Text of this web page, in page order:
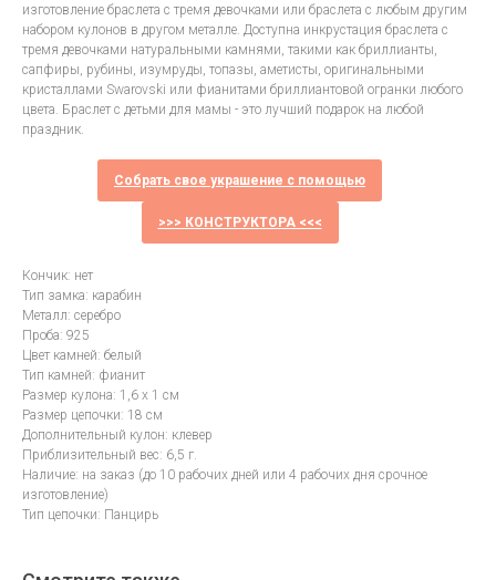
изготовление браслета с тремя девочками или браслета с любым другим
набором кулонов в другом металле. Доступна инкрустация браслета с
тремя девочками натуральными камнями, такими как бриллианты,
сапфиры, рубины, изумруды, топазы, аметисты, оригинальными
кристаллами Swarovski или фианитами бриллиантовой огранки любого
цвета. Браслет с детьми для мамы - это лучший подарок на любой
праздник.
Собрать свое украшение с помощью
>>> КОНСТРУКТОРА <<<
Кончик: нет
Тип замка: карабин
Металл: серебро
Проба: 925
Цвет камней: белый
Тип камней: фианит
Размер кулона: 1,6 х 1 см
Размер цепочки: 18 см
Дополнительный кулон: клевер
Приблизительный вес: 6,5 г.
Наличие: на заказ (до 10 рабочих дней или 4 рабочих дня срочное
изготовление)
Тип цепочки: Панцирь